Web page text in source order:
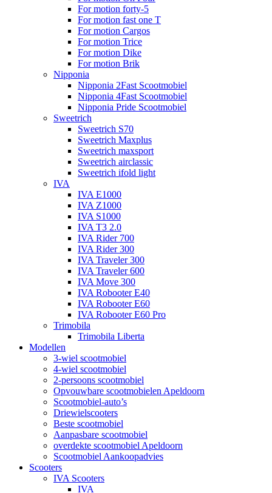
For motion forty-5
For motion fast one T
For motion Cargos
For motion Trice
For motion Dike
For motion Brik
Nipponia
Nipponia 2Fast Scootmobiel
Nipponia 4Fast Scootmobiel
Nipponia Pride Scootmobiel
Sweetrich
Sweetrich S70
Sweetrich Maxplus
Sweetrich maxsport
Sweetrich airclassic
Sweetrich ifold light
IVA
IVA E1000
IVA Z1000
IVA S1000
IVA T3 2.0
IVA Rider 700
IVA Rider 300
IVA Traveler 300
IVA Traveler 600
IVA Move 300
IVA Robooter E40
IVA Robooter E60
IVA Robooter E60 Pro
Trimobila
Trimobila Liberta
Modellen
3-wiel scootmobiel
4-wiel scootmobiel
2-persoons scootmobiel
Opvouwbare scootmobielen Apeldoorn
Scootmobiel-auto’s
Driewielscooters
Beste scootmobiel
Aanpasbare scootmobiel
overdekte scootmobiel Apeldoorn
Scootmobiel Aankoopadvies
Scooters
IVA Scooters
IVA